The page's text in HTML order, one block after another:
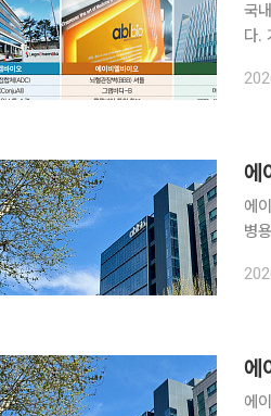
국
다.
합
에
에
병
위
에